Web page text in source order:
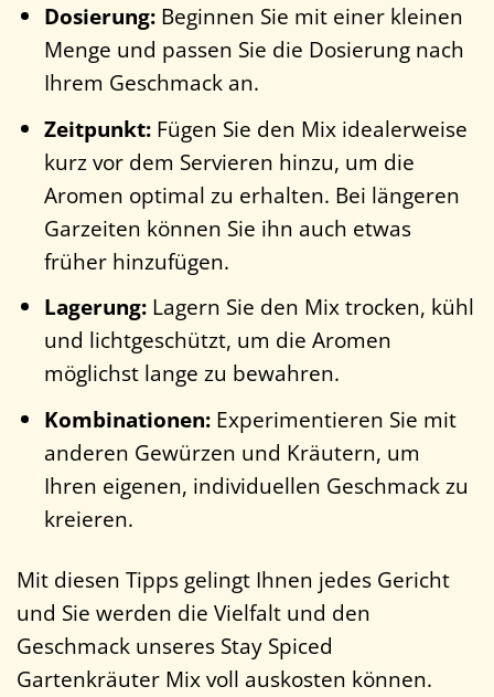
Dosierung:Beginnen Sie mit einer kleinen
Menge und passen Sie die Dosierung nach
Ihrem Geschmack an.
Zeitpunkt:Fügen Sie den Mix idealerweise
kurz vor dem Servieren hinzu, um die
Aromen optimal zu erhalten. Bei längeren
Garzeiten können Sie ihn auch etwas
früher hinzufügen.
Lagerung:Lagern Sie den Mix trocken, kühl
und lichtgeschützt, um die Aromen
möglichst lange zu bewahren.
Kombinationen:Experimentieren Sie mit
anderen Gewürzen und Kräutern, um
Ihren eigenen, individuellen Geschmack zu
kreieren.
Mit diesen Tipps gelingt Ihnen jedes Gericht
und Sie werden die Vielfalt und den
Geschmack unseres Stay Spiced
Gartenkräuter Mix voll auskosten können.